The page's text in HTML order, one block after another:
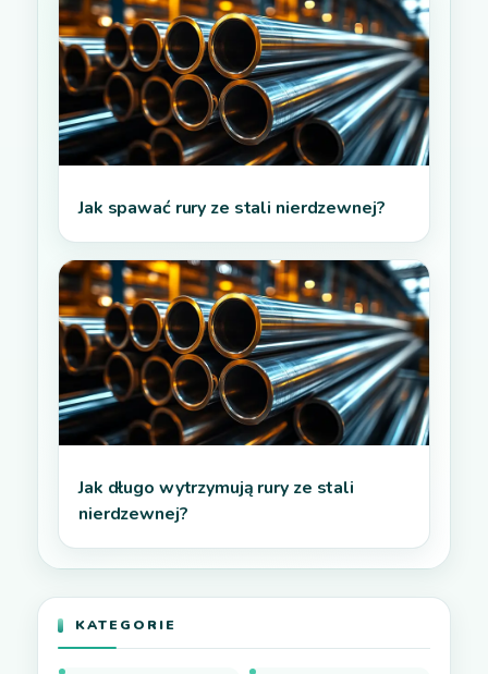
Jak spawać rury ze stali nierdzewnej?
Jak długo wytrzymują rury ze stali
nierdzewnej?
KATEGORIE